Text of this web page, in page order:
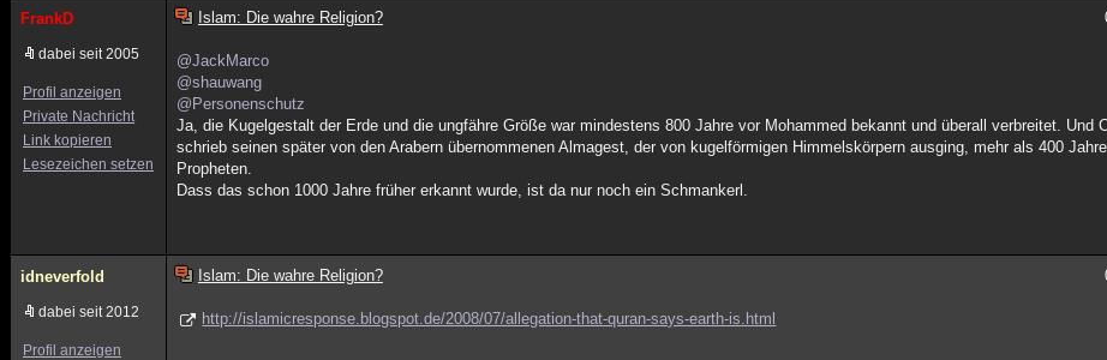
FrankD
dabei seit 2005
Profil anzeigen
Private Nachricht
Link kopieren
Lesezeichen setzen
Islam: Die wahre Religion?
@JackMarco
@shauwang
@Personenschutz
Ja, die Kugelgestalt der Erde und die ungfähre Größe war mindestens 800 Jahre vor Mohammed bekannt und überall verbreitet. Und
schrieb seinen später von den Arabern übernommenen Almagest, der von kugelförmigen Himmelskörpern ausging, mehr als 400
Propheten.
Dass das schon 1000 Jahre früher erkannt wurde, ist da nur noch ein Schmankerl.
idneverfold
dabei seit 2012
Profil anzeigen
Islam: Die wahre Religion?
http://islamicresponse.blogspot.de/2008/07/allegation-that-quran-says-earth-is.html